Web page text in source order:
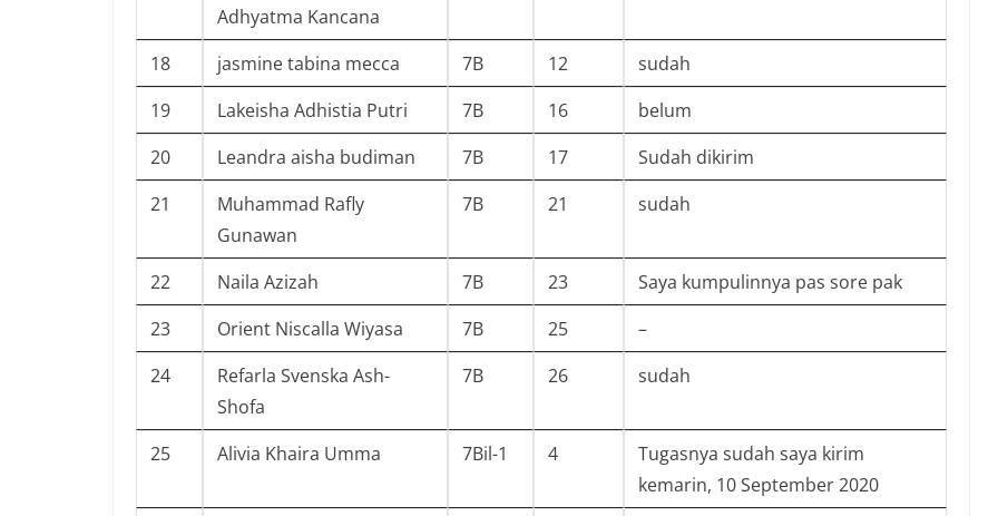
Adhyatma Kancana
18 jasmine tabina mecca 7B 12
sudah
19
Lakeisha Adhistia Putri 7B 16
belum
20
Leandra aisha budiman 7B 17
Sudah dikirim
21
Muhammad Rafly
Gunawan
7B 21 sudah
22 Naila Azizah 7B 23
Saya kumpulinnya pas sore pak
23
Orient Niscalla Wiyasa 7B 25
–
24
Refarla Svenska Ash-
Shofa
7B 26 sudah
25 Alivia Khaira Umma 7Bil-1 4
Tugasnya sudah saya kirim
kemarin, 10 September 2020